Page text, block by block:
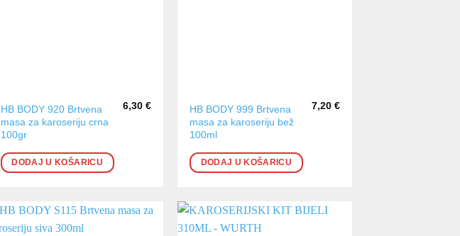
HB BODY 920 Brtvena
masa za karoseriju crna
100gr
6,30 €
DODAJ U KOŠARICU
HB BODY 999 Brtvena
masa za karoseriju bež
100ml
7,20 €
DODAJ U KOŠARICU